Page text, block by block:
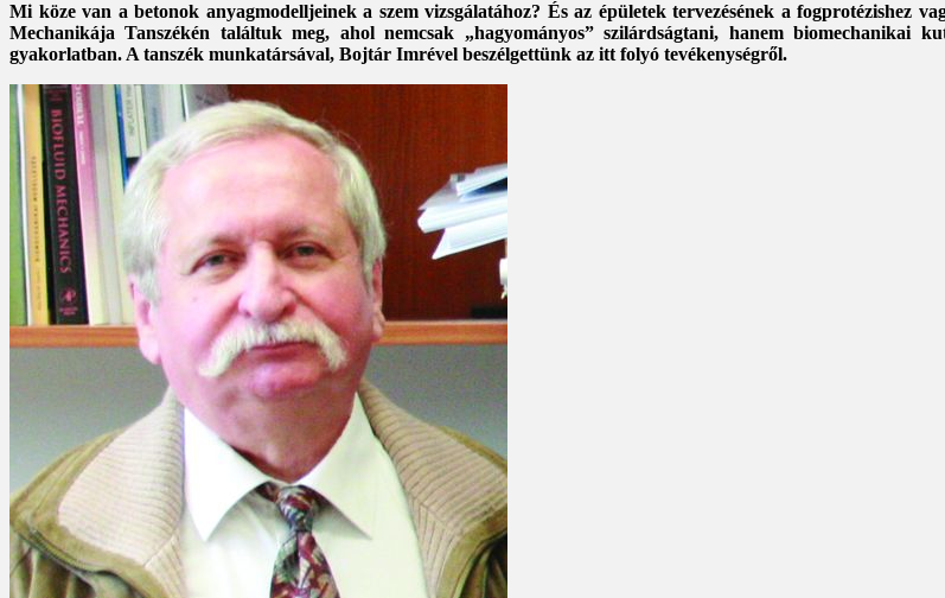
Mi köze van a betonok anyagmodelljeinek a szem vizsgálatához? És az épületek tervezésének a fogprotézishez
Mechanikája Tanszékén találtuk meg, ahol nemcsak „hagyományos” szilárdságtani, hanem biomechanikai
gyakorlatban. A tanszék munkatársával, Bojtár Imrével beszélgettünk az itt folyó tevékenységről.